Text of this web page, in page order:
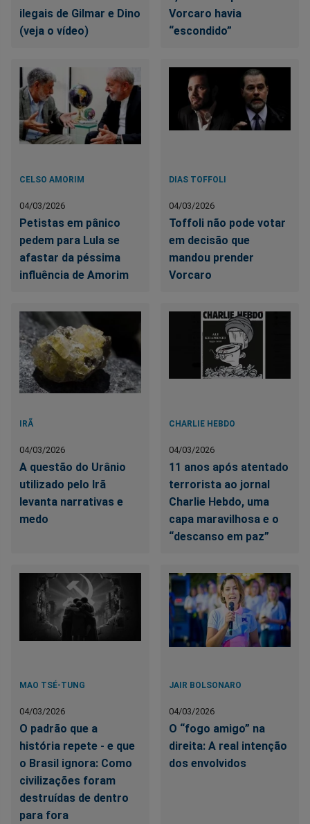
ilegais de Gilmar e Dino
(veja o vídeo)
Vorcaro havia
“escondido”
CELSO AMORIM
04/03/2026
Petistas em pânico
pedem para Lula se
afastar da péssima
influência de Amorim
DIAS TOFFOLI
04/03/2026
Toffoli não pode votar
em decisão que
mandou prender
Vorcaro
IRÃ
04/03/2026
A questão do Urânio
utilizado pelo Irã
levanta narrativas e
medo
CHARLIE HEBDO
04/03/2026
11 anos após atentado
terrorista ao jornal
Charlie Hebdo, uma
capa maravilhosa e o
“descanso em paz”
MAO TSÉ-TUNG
04/03/2026
O padrão que a
história repete - e que
o Brasil ignora: Como
civilizações foram
destruídas de dentro
para fora
JAIR BOLSONARO
04/03/2026
O “fogo amigo” na
direita: A real intenção
dos envolvidos